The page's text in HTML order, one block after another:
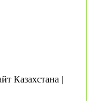
Казахстана |